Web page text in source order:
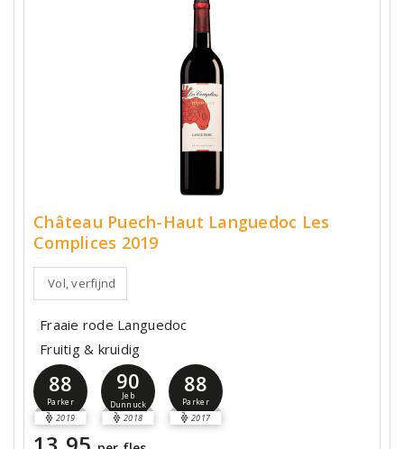
Château Puech-Haut Languedoc Les
Complices 2019
Vol, verfijnd
Fraaie rode Languedoc
Fruitig & kruidig
88
Parker
2019
90
Jeb
Dunnuck
2018
88
Parker
2017